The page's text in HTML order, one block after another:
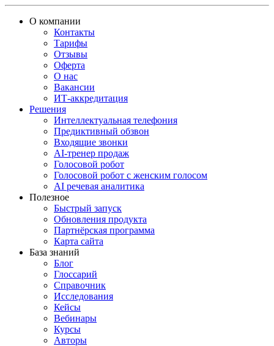
О компании
Контакты
Тарифы
Отзывы
Оферта
О нас
Вакансии
ИТ-аккредитация
Решения
Интеллектуальная телефония
Предиктивный обзвон
Входящие звонки
AI-тренер продаж
Голосовой робот
Голосовой робот с женским голосом
AI речевая аналитика
Полезное
Быстрый запуск
Обновления продукта
Партнёрская программа
Карта сайта
База знаний
Блог
Глоссарий
Справочник
Исследования
Кейсы
Вебинары
Курсы
Авторы